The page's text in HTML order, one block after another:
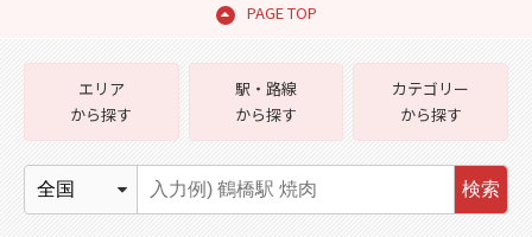
PAGE TOP
エリア
から探す
駅・路線
から探す
カテゴリー
から探す
検索